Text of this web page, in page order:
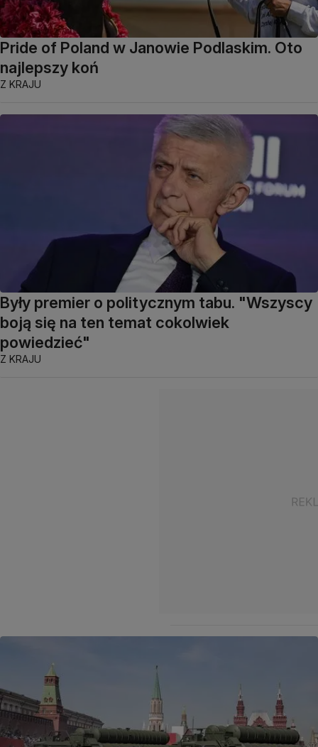
Pride of Poland w Janowie Podlaskim. Oto
najlepszy koń
Z KRAJU
Były premier o politycznym tabu. "Wszyscy
boją się na ten temat cokolwiek
powiedzieć"
Z KRAJU